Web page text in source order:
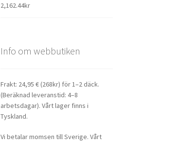
2,162.44kr
Info om webbutiken
Frakt: 24,95 € (268kr) för 1–2 däck.
(Beräknad leveranstid: 4–8
arbetsdagar). Vårt lager finns i
Tyskland.
Vi betalar momsen till Sverige. Vårt